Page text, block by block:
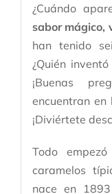
¿Cuándo
sabor mágico,
han tenido
¿Quién
¡Buenas
encuentran
¡Diviértete
Todo
caramelos
nace en